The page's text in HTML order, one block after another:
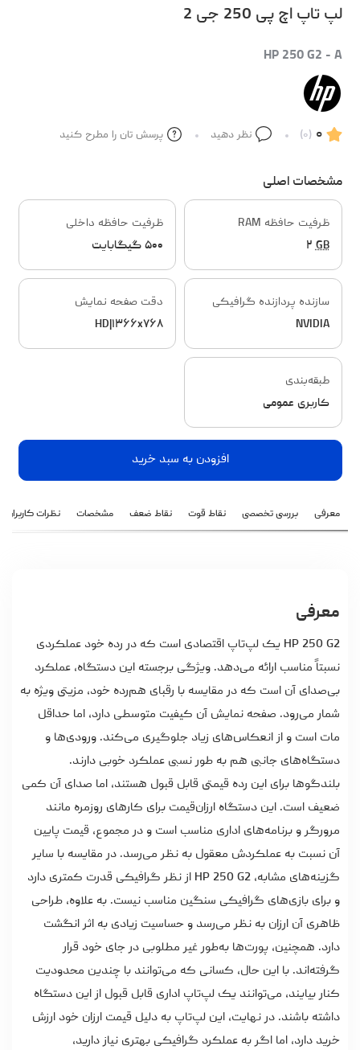
لپ تاپ اچ پی 250 جی 2
HP 250 G2 - A
۰ (۰) نظر دهید پرسش تان را مطرح کنید
مشخصات اصلی
ظرفیت حافظه RAM
۲GB
ظرفیت حافظه داخلی
۵۰۰ گیگابایت
سازنده پردازنده گرافیکی
NVIDIA
دقت صفحه نمایش
HD|۱۳۶۶x۷۶۸
طبقه‌بندی
کاربری عمومی
افزودن به سبد خرید
معرفی بررسی تخصصی نقاط قوت نقاط ضعف مشخصات نظرات کاربران
معرفی
HP 250 G2 یک لپ‌تاپ اقتصادی است که در رده خود عملکردی
نسبتاً مناسب ارائه می‌دهد. ویژگی برجسته این دستگاه، عملکرد
بی‌صدای آن است که در مقایسه با رقبای هم‌رده خود، مزیتی ویژه به
شمار می‌رود. صفحه نمایش آن کیفیت متوسطی دارد، اما حداقل
مات است و از انعکاس‌های زیاد جلوگیری می‌کند. ورودی‌ها و
دستگاه‌های جانبی هم به طور نسبی عملکرد خوبی دارند.
بلندگوها برای این رده قیمتی قابل قبول هستند، اما صدای آن کمی
ضعیف است. این دستگاه ارزان‌قیمت برای کارهای روزمره مانند
مرورگر و برنامه‌های اداری مناسب است و در مجموع، قیمت پایین
آن نسبت به عملکردش معقول به نظر می‌رسد. در مقایسه با سایر
گزینه‌های مشابه، HP 250 G2 از نظر گرافیکی قدرت کمتری دارد
و برای بازی‌های گرافیکی سنگین مناسب نیست. به علاوه، طراحی
ظاهری آن ارزان به نظر می‌رسد و حساسیت زیادی به اثر انگشت
دارد. همچنین، پورت‌ها به‌طور غیر مطلوبی در جای خود قرار
گرفته‌اند. با این حال، کسانی که می‌توانند با چندین محدودیت
کنار بیایند، می‌توانند یک لپ‌تاپ اداری قابل قبول از این دستگاه
داشته باشند. در نهایت، این لپ‌تاپ به دلیل قیمت ارزان خود ارزش
خرید دارد، اما اگر به عملکرد گرافیکی بهتری نیاز دارید،